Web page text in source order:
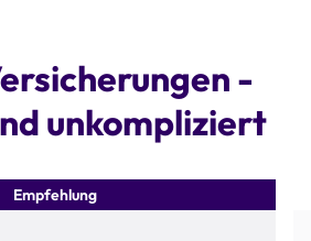
-
unkompliziert
Empfehlung